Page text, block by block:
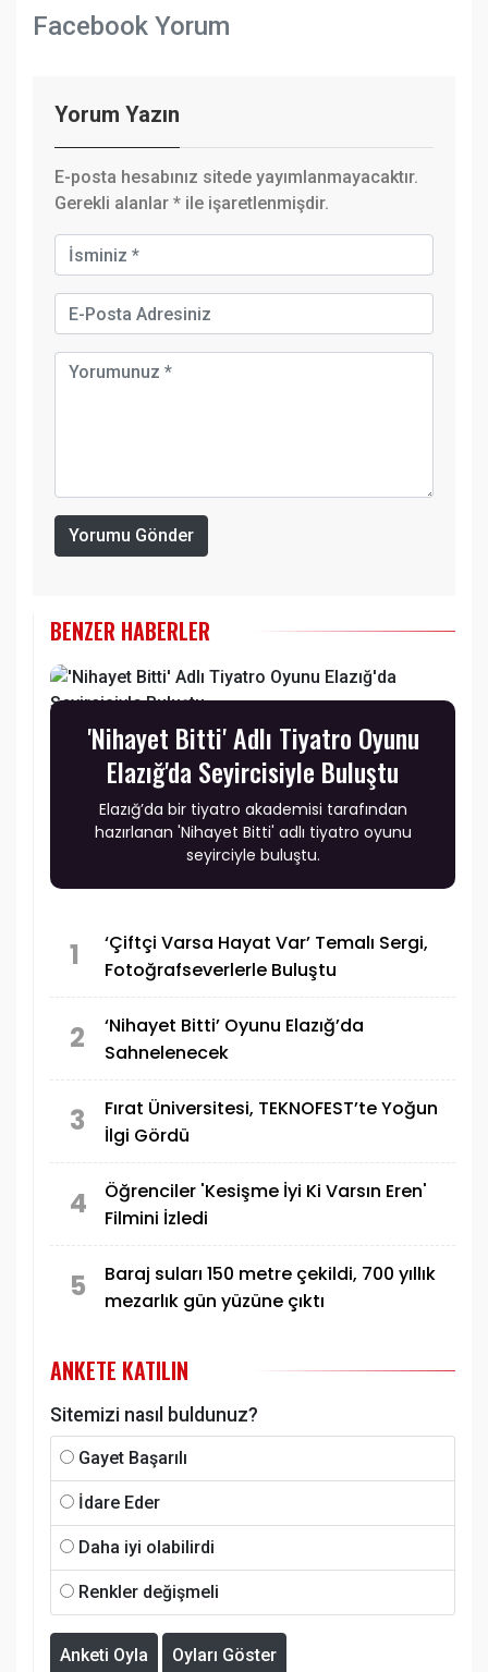
Facebook Yorum
Yorum Yazın
E-posta hesabınız sitede yayımlanmayacaktır.
Gerekli alanlar * ile işaretlenmişdir.
Yorumu Gönder
BENZER HABERLER
'Nihayet Bitti' Adlı Tiyatro Oyunu
Elazığ'da Seyircisiyle Buluştu
Elazığ’da bir tiyatro akademisi tarafından
hazırlanan 'Nihayet Bitti' adlı tiyatro oyunu
seyirciyle buluştu.
1
‘Çiftçi Varsa Hayat Var’ Temalı Sergi,
Fotoğrafseverlerle Buluştu
2
‘Nihayet Bitti’ Oyunu Elazığ’da
Sahnelenecek
3
Fırat Üniversitesi, TEKNOFEST’te Yoğun
İlgi Gördü
4
Öğrenciler 'Kesişme İyi Ki Varsın Eren'
Filmini İzledi
5
Baraj suları 150 metre çekildi, 700 yıllık
mezarlık gün yüzüne çıktı
ANKETE KATILIN
Sitemizi nasıl buldunuz?
Gayet Başarılı
İdare Eder
Daha iyi olabilirdi
Renkler değişmeli
Anketi Oyla Oyları Göster